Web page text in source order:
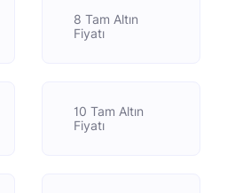
8 Tam Altın
Fiyatı
10 Tam Altın
Fiyatı